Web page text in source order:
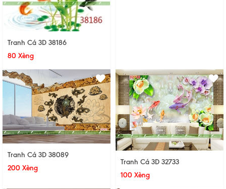
Tranh Cá 3D 38186
80 Xèng
Tranh Cá 3D 38089
200 Xèng
Tranh Cá 3D 32733
100 Xèng